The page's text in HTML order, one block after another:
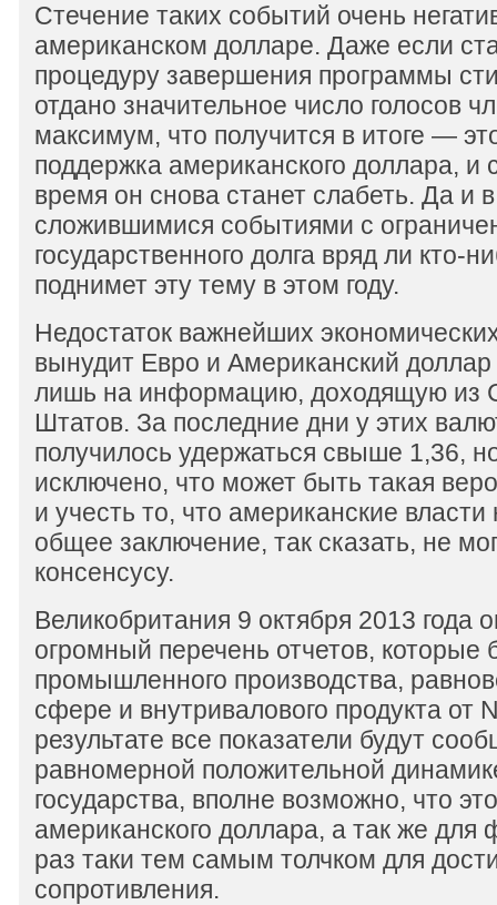
Стечение таких событий очень
американском долларе. Даже если
процедуру завершения программы
отдано значительное число голосов
максимум, что получится в итоге —
поддержка американского доллара, и
время он снова станет слабеть. Да и
сложившимися событиями с
государственного долга вряд ли кто-
поднимет эту тему в этом году.
Недостаток важнейших
вынудит Евро и Американский доллар
лишь на информацию, доходящую из
Штатов. За последние дни у этих
получилось удержаться свыше 1,36,
исключено, что может быть такая
и учесть то, что американские власти
общее заключение, так сказать, не
консенсусу.
Великобритания 9 октября 2013 года
огромный перечень отчетов, которые
промышленного производства,
сфере и внутривалового продукта от
результате все показатели будут
равномерной положительной
государства, вполне возможно, что
американского доллара, а так же для
раз таки тем самым толчком для
сопротивления.